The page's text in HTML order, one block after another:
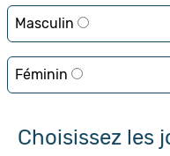
Masculin
Féminin
Choisissez les